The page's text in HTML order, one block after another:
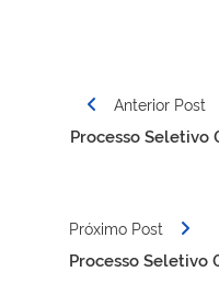
NavegaçãoAnterior Post
Processo
Próximo Post
Processo